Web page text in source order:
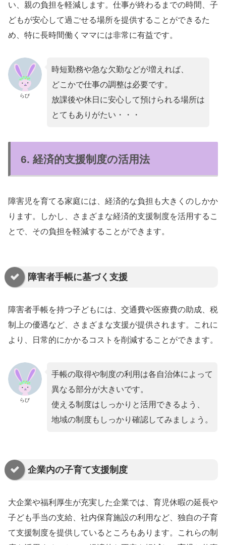
い、親の負担を軽減します。仕事が終わるまでの時間、子
どもが安心して過ごせる場所を提供することができるた
め、特に長時間働くママには非常に有益です。
らび
時短勤務や急な欠勤などが増えれば、
どこかで仕事の調整は必要です。
放課後や休日に安心して預けられる場所は
とてもありがたい・・・
6. 経済的支援制度の活用法
障害児を育てる家庭には、経済的な負担も大きくのしかか
ります。しかし、さまざまな経済的支援制度を活用するこ
とで、その負担を軽減することができます。
障害者手帳に基づく支援
障害者手帳を持つ子どもには、交通費や医療費の助成、税
制上の優遇など、さまざまな支援が提供されます。これに
より、日常的にかかるコストを削減することができます。
らび
手帳の取得や制度の利用は各自治体によって
異なる部分が大きいです。
使える制度はしっかりと活用できるよう、
地域の制度もしっかり確認してみましょう。
企業内の子育て支援制度
大企業や福利厚生が充実した企業では、育児休暇の延長や
子ども手当の支給、社内保育施設の利用など、独自の子育
て支援制度を提供しているところもあります。これらの制